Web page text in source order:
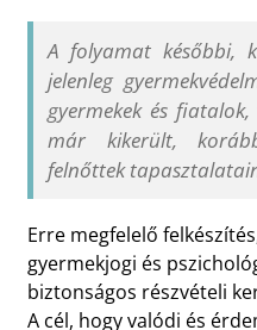
A folyamat későbbi,
jelenleg
gyermekek és
már kikerült,
felnőttek
Erre megfelelő
gyermekjogi és
biztonságos részvételi
A cél, hogy valódi és